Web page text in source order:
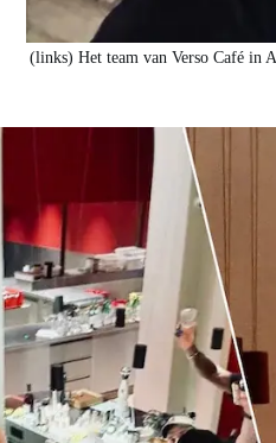
(links) Het team van Verso Café in